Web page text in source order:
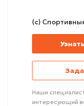
(с)
Наши
интересующий